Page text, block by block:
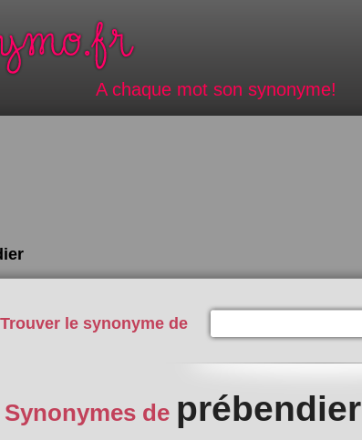
A chaque mot son synonyme!
Trouver le synonyme de
Synonymes de prébendier